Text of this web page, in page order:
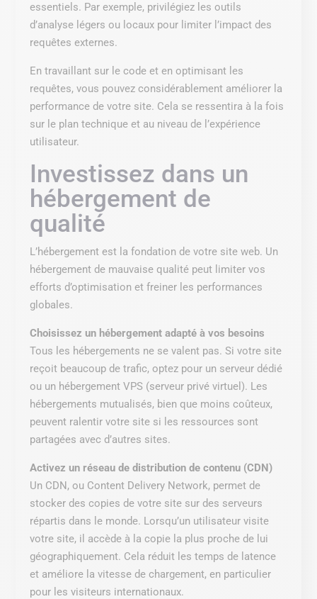
essentiels. Par exemple, privilégiez les outils
d’analyse légers ou locaux pour limiter l’impact des
requêtes externes.
En travaillant sur le code et en optimisant les
requêtes, vous pouvez considérablement améliorer la
performance de votre site. Cela se ressentira à la fois
sur le plan technique et au niveau de l’expérience
utilisateur.
Investissez dans un
hébergement de
qualité
L’hébergement est la fondation de votre site web. Un
hébergement de mauvaise qualité peut limiter vos
efforts d’optimisation et freiner les performances
globales.
Choisissez un hébergement adapté à vos besoins
Tous les hébergements ne se valent pas. Si votre site
reçoit beaucoup de trafic, optez pour un serveur dédié
ou un hébergement VPS (serveur privé virtuel). Les
hébergements mutualisés, bien que moins coûteux,
peuvent ralentir votre site si les ressources sont
partagées avec d’autres sites.
Activez un réseau de distribution de contenu (CDN)
Un CDN, ou Content Delivery Network, permet de
stocker des copies de votre site sur des serveurs
répartis dans le monde. Lorsqu’un utilisateur visite
votre site, il accède à la copie la plus proche de lui
géographiquement. Cela réduit les temps de latence
et améliore la vitesse de chargement, en particulier
pour les visiteurs internationaux.